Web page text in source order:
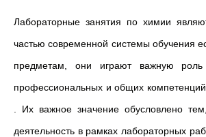
Лабораторные занятия по химии
частью современной системы обучения
предметам, они играют важную
профессиональных и общих
Их важное значение обусловлено
деятельность в рамках лабораторных